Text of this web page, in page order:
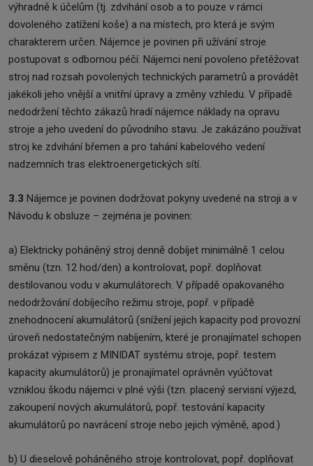
výhradně k účelům (tj. zdvihání osob a to pouze v rámci
dovoleného zatížení koše) a na místech, pro která je svým
charakterem určen. Nájemce je povinen při užívání stroje
postupovat s odbornou péčí. Nájemci není povoleno přetěžovat
stroj nad rozsah povolených technických parametrů a provádět
jakékoli jeho vnější a vnitřní úpravy a změny vzhledu. V případě
nedodržení těchto zákazů hradí nájemce náklady na opravu
stroje a jeho uvedení do původního stavu. Je zakázáno používat
stroj ke zdvihání břemen a pro tahání kabelového vedení
nadzemních tras elektroenergetických sítí.
3.3 Nájemce je povinen dodržovat pokyny uvedené na stroji a v
Návodu k obsluze – zejména je povinen:
a) Elektricky poháněný stroj denně dobíjet minimálně 1 celou
směnu (tzn. 12 hod/den) a kontrolovat, popř. doplňovat
destilovanou vodu v akumulátorech. V případě opakovaného
nedodržování dobíjecího režimu stroje, popř. v případě
znehodnocení akumulátorů (snížení jejich kapacity pod provozní
úroveň nedostatečným nabíjením, které je pronajímatel schopen
prokázat výpisem z MINIDAT systému stroje, popř. testem
kapacity akumulátorů) je pronajímatel oprávněn vyúčtovat
vzniklou škodu nájemci v plné výši (tzn. placený servisní výjezd,
zakoupení nových akumulátorů, popř. testování kapacity
akumulátorů po navrácení stroje nebo jejich výměně, apod.)
b) U dieselově poháněného stroje kontrolovat, popř. doplňovat